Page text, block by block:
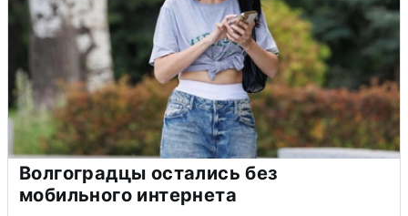
Волгоградцы остались без
мобильного интернета